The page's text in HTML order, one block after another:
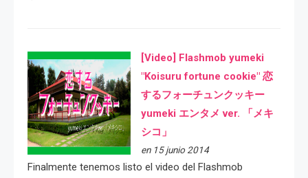
[Video] Flashmob yumeki
"Koisuru fortune cookie" 恋
するフォーチュンクッキー
yumeki エンタメ ver. 「メキ
シコ」
en 15 junio 2014
Finalmente tenemos listo el video del Flashmob